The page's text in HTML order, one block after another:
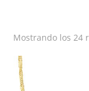
Mostrando los 24